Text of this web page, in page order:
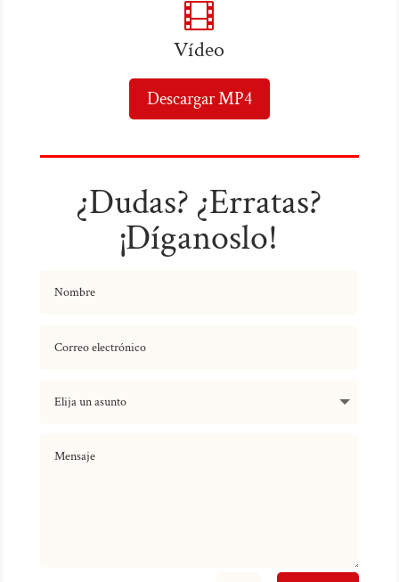

Vídeo
Descargar MP4
¿Dudas? ¿Erratas?
¡Díganoslo!